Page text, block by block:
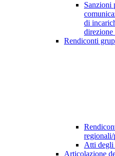
Sanzioni
di
Rendiconti
Atti degli
Articolazione